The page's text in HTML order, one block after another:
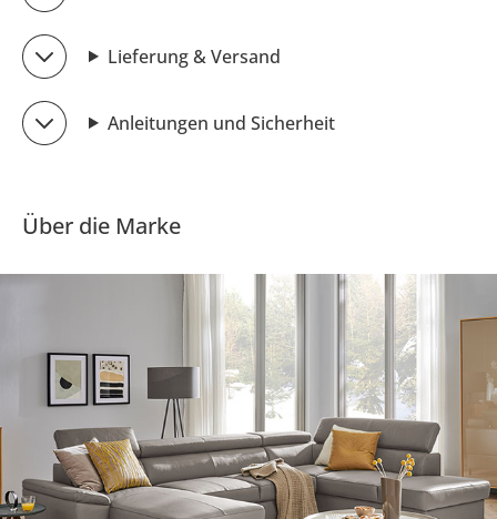
Lieferung & Versand
Anleitungen und Sicherheit
Über die Marke